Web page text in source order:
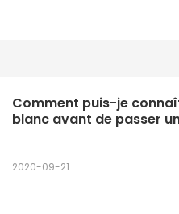
Comment puis-je
blanc avant de passer
2020-09-21